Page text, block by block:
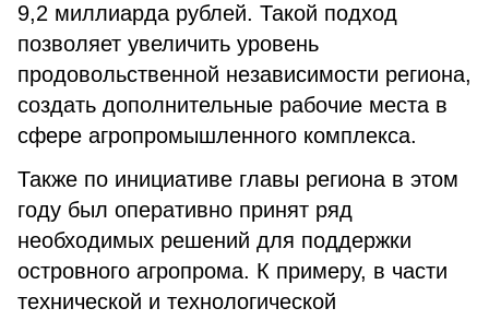
9,2 миллиарда рублей. Такой подход
позволяет увеличить уровень
продовольственной независимости региона,
создать дополнительные рабочие места в
сфере агропромышленного комплекса.
Также по инициативе главы региона в этом
году был оперативно принят ряд
необходимых решений для поддержки
островного агропрома. К примеру, в части
технической и технологической